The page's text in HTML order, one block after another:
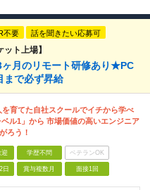
不要 話を聞きたい応募可
ト上場】
月のリモート研修あり★PC
で必ず昇給
育てた自社スクールでイチから学べ
ル1」から 市場価値の高いエンジニア
ろう！
学歴不問 ベテランOK
日 賞与複数月 面接1回